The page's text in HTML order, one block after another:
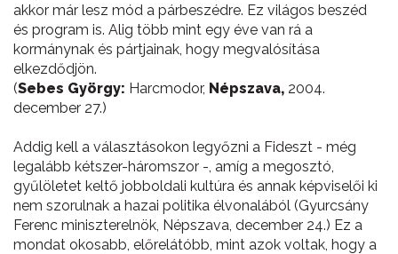
akkor már lesz mód a párbeszédre. Ez világos beszéd
és program is. Alig több mint egy éve van rá a
kormánynak és pártjainak, hogy megvalósítása
elkezdődjön.
(Sebes György: Harcmodor, Népszava, 2004.
december 27.)
Addig kell a választásokon legyőzni a Fideszt - még
legalább kétszer-háromszor -, amíg a megosztó,
gyűlöletet keltő jobboldali kultúra és annak képviselői ki
nem szorulnak a hazai politika élvonalából (Gyurcsány
Ferenc miniszterelnök, Népszava, december 24.) Ez a
mondat okosabb, előrelátóbb, mint azok voltak, hogy a